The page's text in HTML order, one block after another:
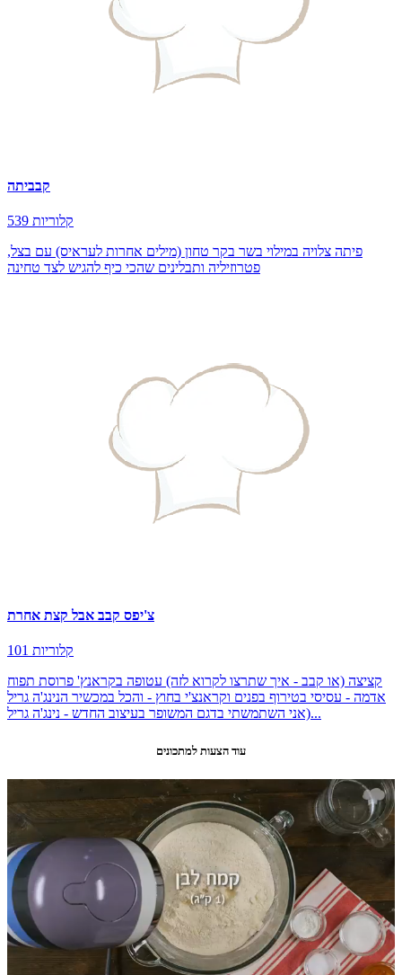
קבביתה
539 קלוריות
פיתה צלויה במילוי בשר בקר טחון (מילים אחרות לעראיס) עם בצל,
פטרוזיליה ותבלינים שהכי כיף להגיש לצד טחינה
צ'יפס קבב אבל קצת אחרת
101 קלוריות
קציצה (או קבב - איך שתרצו לקרוא לזה) עטופה בקראנץ' פרוסת תפוח
אדמה - עסיסי בטירוף בפנים וקראנצ'י בחוץ - והכל במכשיר הנינג'ה גריל
(אני השתמשתי בדגם המשופר בעיצוב החדש - נינג'ה גריל...
עוד הצעות למתכונים